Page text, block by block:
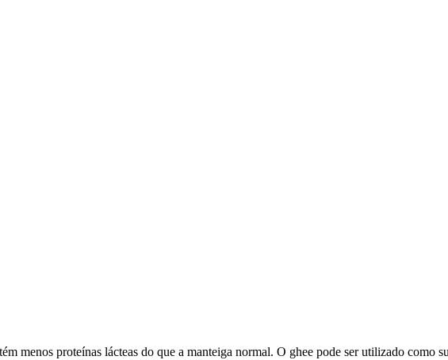
menos proteínas lácteas do que a manteiga normal. O ghee pode ser utilizado como